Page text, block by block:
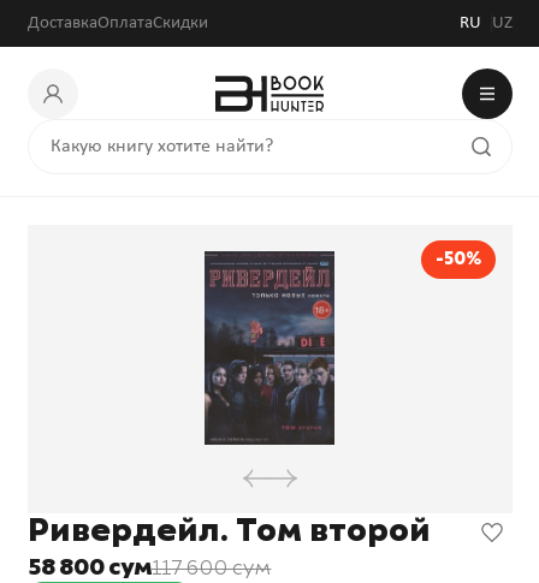
ДоставкаОплатаСкидки RU UZ
-50%
Ривердейл. Том второй
58 800 сум117 600 сум